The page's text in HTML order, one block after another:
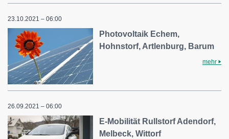
23.10.2021 – 06:00
Photovoltaik Echem,
Hohnstorf, Artlenburg, Barum
mehr
26.09.2021 – 06:00
E-Mobilität Rullstorf Adendorf,
Melbeck, Wittorf